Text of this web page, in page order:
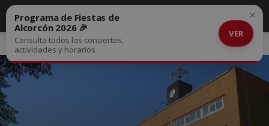
Inicio Noticias
Programa de Fiestas de
Alcorcón 2026 🎉
Consulta todos los conciertos,
actividades y horarios
VER
×